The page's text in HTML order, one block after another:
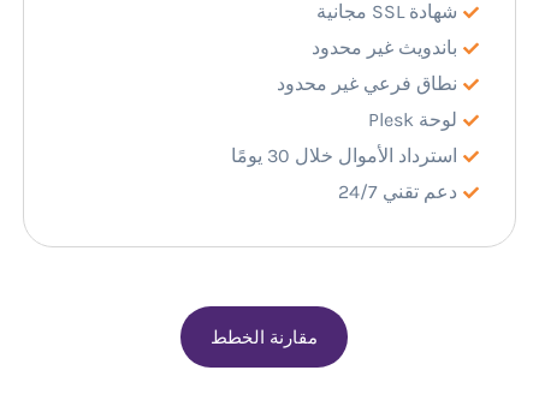
شهادة SSL مجانية
باندويث غير محدود
نطاق فرعي غير محدود
لوحة Plesk
استرداد الأموال خلال 30 يومًا
دعم تقني 24/7
مقارنة الخطط